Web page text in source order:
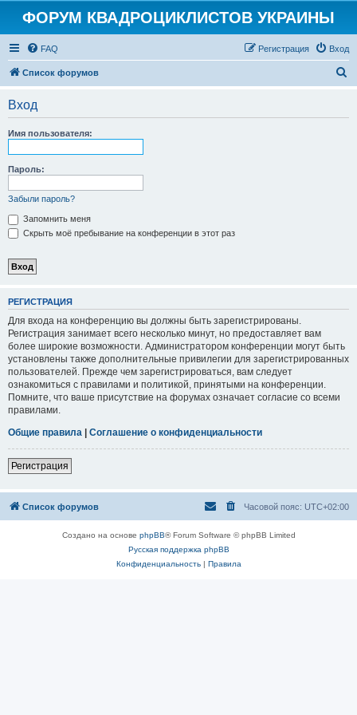
ФОРУМ КВАДРОЦИКЛИСТОВ УКРАИНЫ
FAQ Вход
Регистрация
Список форумов
Вход
Имя пользователя:
Пароль:
Забыли пароль?
Запомнить меня
Скрыть моё пребывание на конференции в этот раз
РЕГИСТРАЦИЯ
Для входа на конференцию вы должны быть зарегистрированы.
Регистрация занимает всего несколько минут, но предоставляет вам
более широкие возможности. Администратором конференции могут быть
установлены также дополнительные привилегии для зарегистрированных
пользователей. Прежде чем зарегистрироваться, вам следует
ознакомиться с правилами и политикой, принятыми на конференции.
Помните, что ваше присутствие на форумах означает согласие со всеми
правилами.
Общие правила | Соглашение о конфиденциальности
Регистрация
Список форумов Часовой пояс: UTC+02:00
Создано на основе phpBB® Forum Software © phpBB Limited
Русская поддержка phpBB
Конфиденциальность| Правила